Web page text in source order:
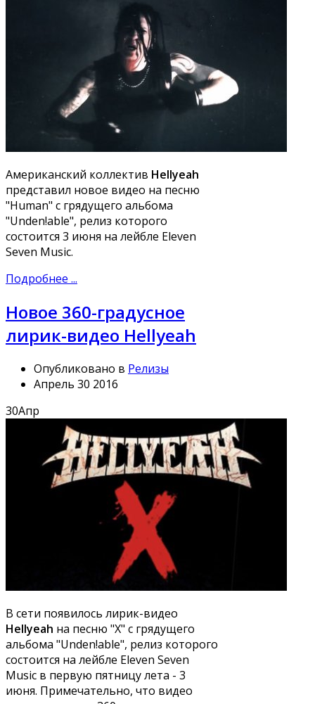
Американский коллектив Hellyeah
представил новое видео на песню
"Human" с грядущего альбома
"Unden!able", релиз которого
состоится 3 июня на лейбле Eleven
Seven Music.
Подробнее ...
Новое 360-градусное
лирик-видео Hellyeah
Опубликовано в Релизы
Апрель 30 2016
30Апр
В сети появилось лирик-видео
Hellyeah на песню "X" с грядущего
альбома "Unden!able", релиз которого
состоится на лейбле Eleven Seven
Music в первую пятницу лета - 3
июня. Примечательно, что видео